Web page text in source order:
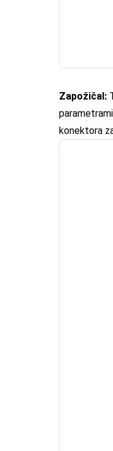
Zapožičal:
konektora